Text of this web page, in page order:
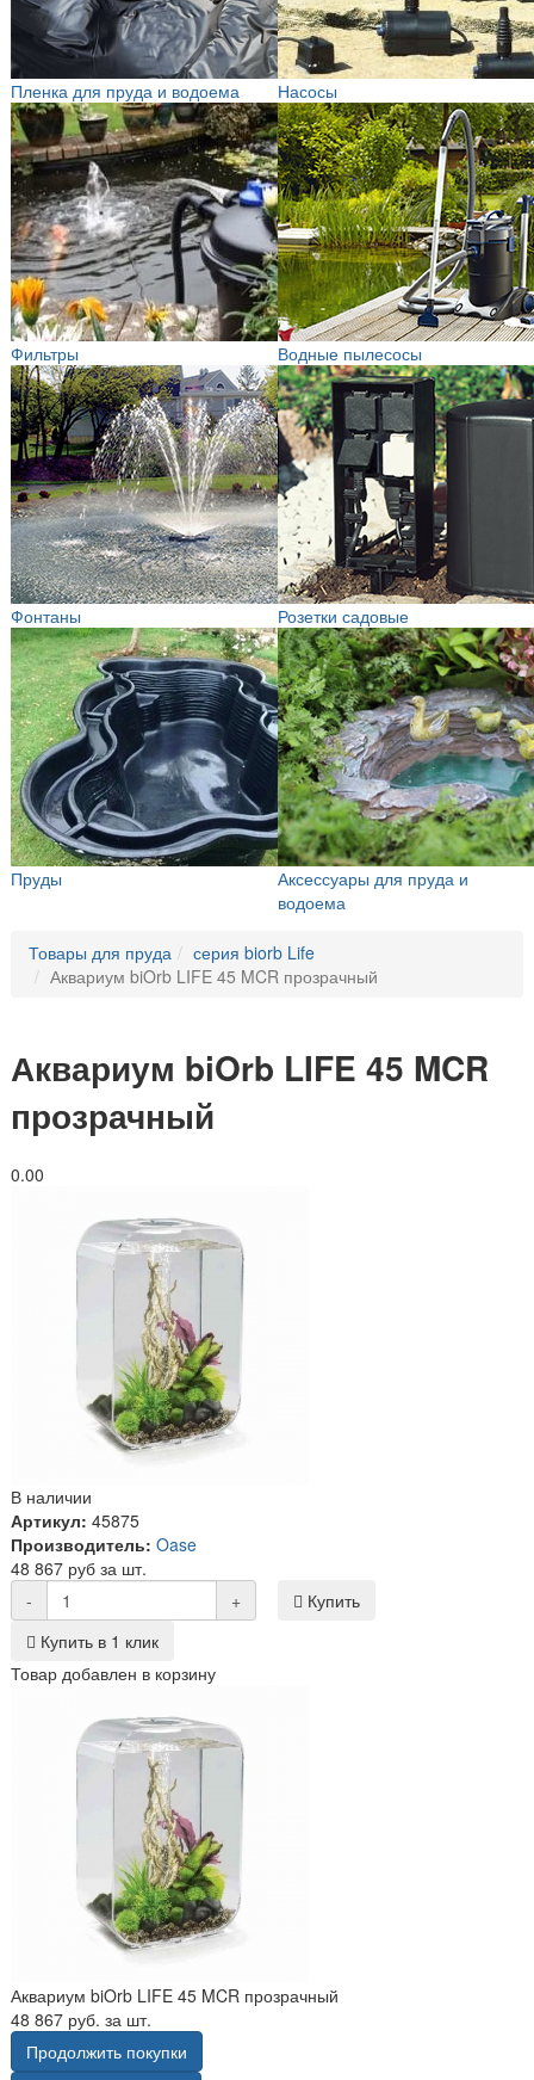
Пленка для пруда и водоема Насосы
Фильтры Водные пылесосы
Фонтаны Розетки садовые
Пруды
Аксессуары для пруда и
водоема
Товары для пруда
серия biorb Life
Аквариум biOrb LIFE 45 MCR прозрачный
Аквариум biOrb LIFE 45 MCR
прозрачный
0.00
В наличии
Артикул: 45875
Производитель: Oase
48 867 руб за шт.
-
+
Купить
Купить в 1 клик
Товар добавлен в корзину
Аквариум biOrb LIFE 45 MCR прозрачный
48 867 руб. за шт.
Продолжить покупки